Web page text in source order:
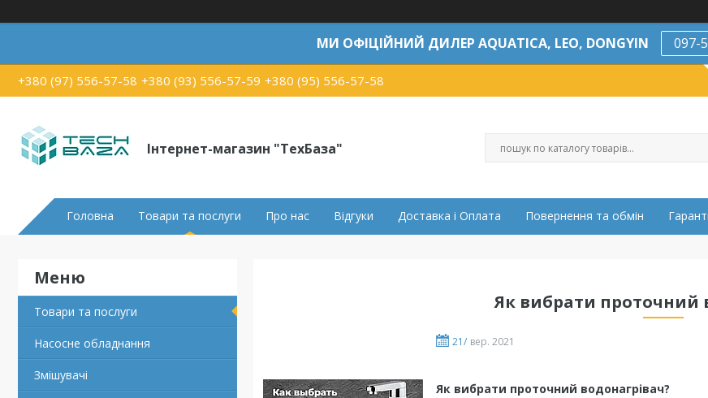
МИ ОФІЦІЙНИЙ ДИЛЕР AQUATICA, LEO, DONGYIN 097-
+380 (97) 556-57-58 +380 (93) 556-57-59 +380 (95) 556-57-58
Інтернет-магазин "ТехБаза"
Головна Товари та послуги Про нас Відгуки Доставка і Оплата Повернення та обмін
Товари та послуги
Насосне обладнання
Змішувачі
Як вибрати проточний
21/ вер. 2021
Як вибрати проточний водонагрівач?